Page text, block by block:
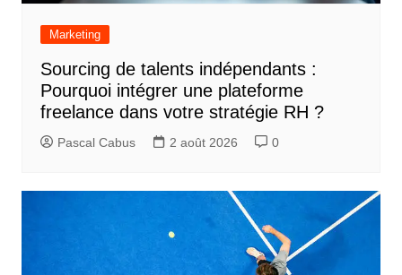
Marketing
Sourcing de talents indépendants :
Pourquoi intégrer une plateforme
freelance dans votre stratégie RH ?
Pascal Cabus 2 août 2026 0